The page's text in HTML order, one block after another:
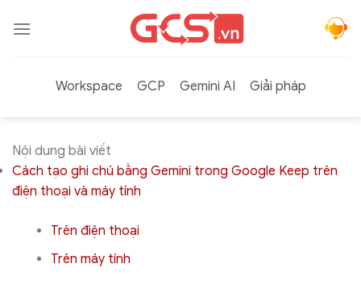
qua
Workspace
GCP Gemini AI Giải pháp
Nội dung bài viết
Cách tạo ghi chú bằng Gemini trong Google Keep trên
điện thoại và máy tính
Trên điện thoại
Trên máy tính